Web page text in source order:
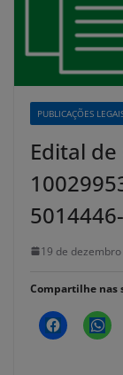
PUBLICAÇÕES
Edital de
19 de
Compartilhe nas